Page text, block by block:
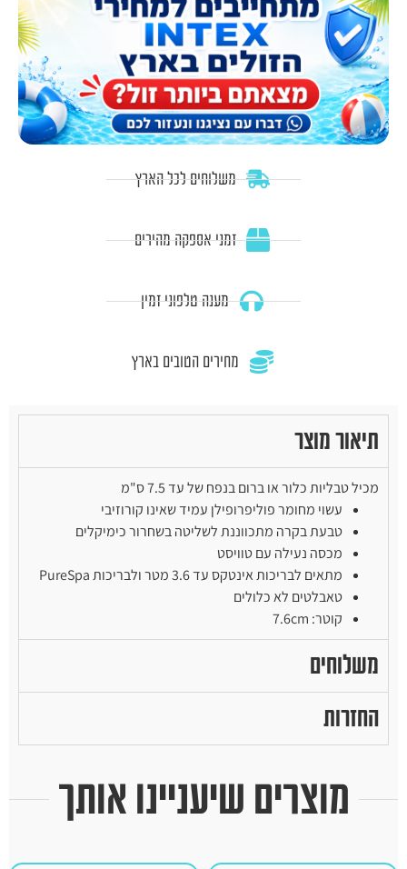
משלוחים לכל הארץ
זמני אספקה מהירים
מענה טלפוני זמין
מחירים הטובים בארץ
תיאור מוצר
מכיל טבליות כלור או ברום בנפח של עד 7.5 ס"מ
עשוי מחומר פוליפרופילן עמיד שאינו קורוזיבי
טבעת בקרה מתכווננת לשליטה בשחרור כימיקלים
מכסה נעילה עם טוויסט
מתאים לבריכות אינטקס עד 3.6 מטר ולבריכות PureSpa
טאבלטים לא כלולים
קוטר: 7.6cm
משלוחים
החזרות
מוצרים שיעניינו אותך